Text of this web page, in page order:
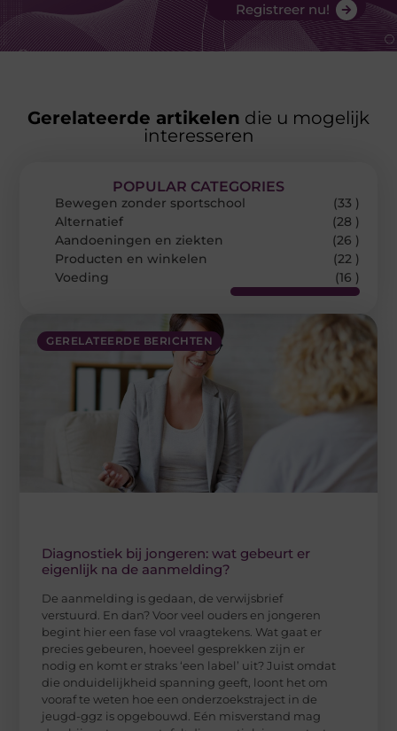
Registreer nu!
Gerelateerde artikelen die u mogelijk
interesseren
GERELATEERDE BERICHTEN
Diagnostiek bij jongeren: wat gebeurt er
eigenlijk na de aanmelding?
De aanmelding is gedaan, de verwijsbrief
verstuurd. En dan? Voor veel ouders en jongeren
begint hier een fase vol vraagtekens. Wat gaat er
precies gebeuren, hoeveel gesprekken zijn er
nodig en komt er straks ‘een label’ uit? Juist omdat
die onduidelijkheid spanning geeft, loont het om
vooraf te weten hoe een onderzoekstraject in de
jeugd-ggz is opgebouwd. Eén misverstand mag
POPULAR CATEGORIES
Bewegen zonder sportschool
(33 )
Alternatief
(28 )
Aandoeningen en ziekten
(26 )
Producten en winkelen
(22 )
Voeding
(16 )